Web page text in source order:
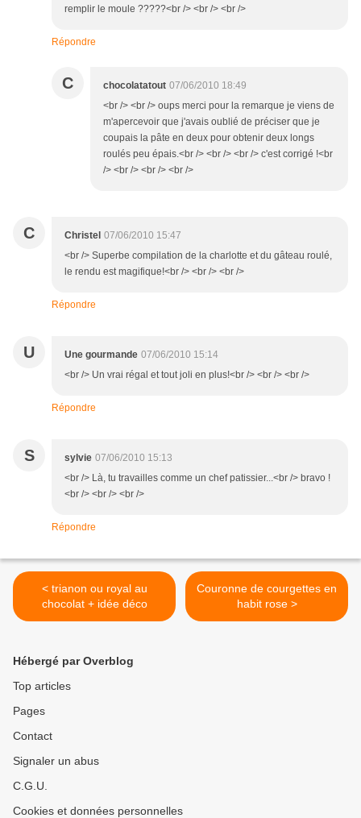
remplir le moule ?????<br /> <br /> <br />
Répondre
C chocolatatout 07/06/2010 18:49
<br /> <br /> oups merci pour la remarque je viens de
m'apercevoir que j'avais oublié de préciser que je
coupais la pâte en deux pour obtenir deux longs
roulés peu épais.<br /> <br /> <br /> c'est corrigé !<br
/> <br /> <br /> <br />
C Christel 07/06/2010 15:47
<br /> Superbe compilation de la charlotte et du gâteau roulé,
le rendu est magifique!<br /> <br /> <br />
Répondre
U Une gourmande 07/06/2010 15:14
<br /> Un vrai régal et tout joli en plus!<br /> <br /> <br />
Répondre
S sylvie 07/06/2010 15:13
<br /> Là, tu travailles comme un chef patissier...<br /> bravo !
<br /> <br /> <br />
Répondre
< trianon ou royal au
chocolat + idée déco
Couronne de courgettes en
habit rose >
Hébergé par Overblog
Top articles
Pages
Contact
Signaler un abus
C.G.U.
Cookies et données personnelles